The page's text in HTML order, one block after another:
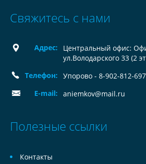
Свяжитесь с нами
Адрес:
Центральный офис:
ул.Володарского 33 (2
Телефон:
Упорово - 8-902-812-
E-mail:
aniemkov@mail.ru
Полезные ссылки
Контакты